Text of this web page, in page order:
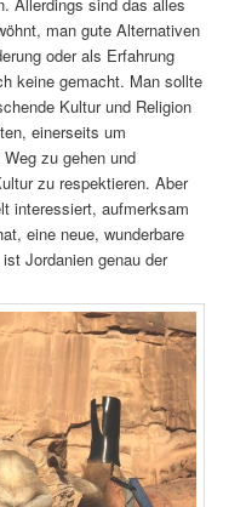
man gute Alternativen
oder als Erfahrung
keine gemacht. Man sollte
Kultur und Religion
einerseits um
zu gehen und
zu respektieren. Aber
interessiert, aufmerksam
eine neue, wunderbare
Jordanien genau der